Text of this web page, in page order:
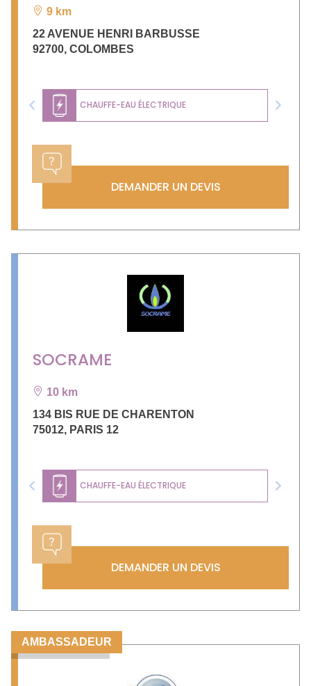
9 km
22 AVENUE HENRI BARBUSSE
92700, COLOMBES
CHAUFFE-EAU ÉLECTRIQUE
Previous Next
DEMANDER UN DEVIS
SOCRAME
10 km
134 BIS RUE DE CHARENTON
75012, PARIS 12
CHAUFFE-EAU ÉLECTRIQUE
Previous Next
DEMANDER UN DEVIS
AMBASSADEUR